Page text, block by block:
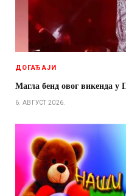
ДОГАЂАЈИ
Магла бенд овог викенда у
6. АВГУСТ 2026.